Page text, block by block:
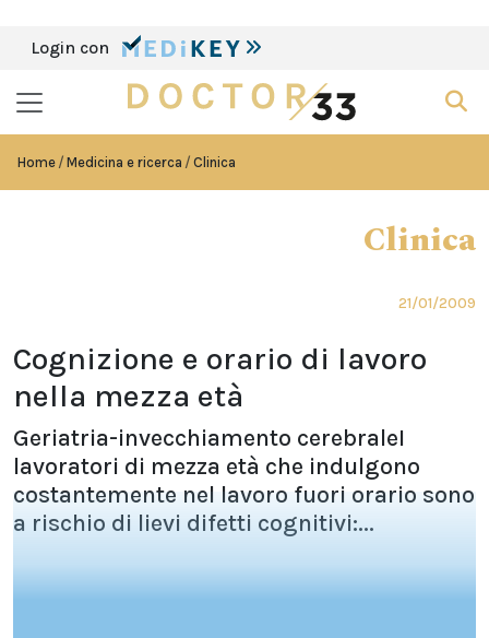
Login con
Home Medicina e ricerca Clinica
Clinica
21/01/2009
Cognizione e orario di lavoro
nella mezza età
Geriatria-invecchiamento cerebraleI
lavoratori di mezza età che indulgono
costantemente nel lavoro fuori orario sono
a rischio di lievi difetti cognitivi:...